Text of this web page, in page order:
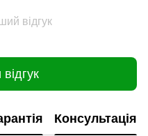
відгук
Консультація